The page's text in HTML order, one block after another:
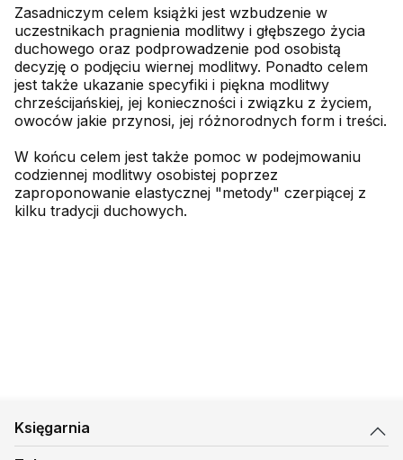
Zasadniczym celem książki jest wzbudzenie w
uczestnikach pragnienia modlitwy i głębszego życia
duchowego oraz podprowadzenie pod osobistą
decyzję o podjęciu wiernej modlitwy. Ponadto celem
jest także ukazanie specyfiki i piękna modlitwy
chrześcijańskiej, jej konieczności i związku z życiem,
owoców jakie przynosi, jej różnorodnych form i treści.
W końcu celem jest także pomoc w podejmowaniu
codziennej modlitwy osobistej poprzez
zaproponowanie elastycznej "metody" czerpiącej z
kilku tradycji duchowych.
Księgarnia